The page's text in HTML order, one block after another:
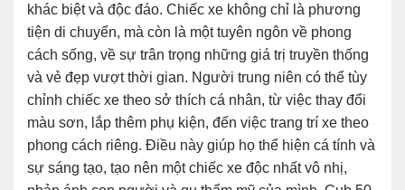
khác biệt và độc đáo. Chiếc xe không chỉ là phương
tiện di chuyển, mà còn là một tuyên ngôn về phong
cách sống, về sự trân trọng những giá trị truyền thống
và vẻ đẹp vượt thời gian. Người trung niên có thể tùy
chỉnh chiếc xe theo sở thích cá nhân, từ việc thay đổi
màu sơn, lắp thêm phụ kiện, đến việc trang trí xe theo
phong cách riêng. Điều này giúp họ thể hiện cá tính và
sự sáng tạo, tạo nên một chiếc xe độc nhất vô nhị,